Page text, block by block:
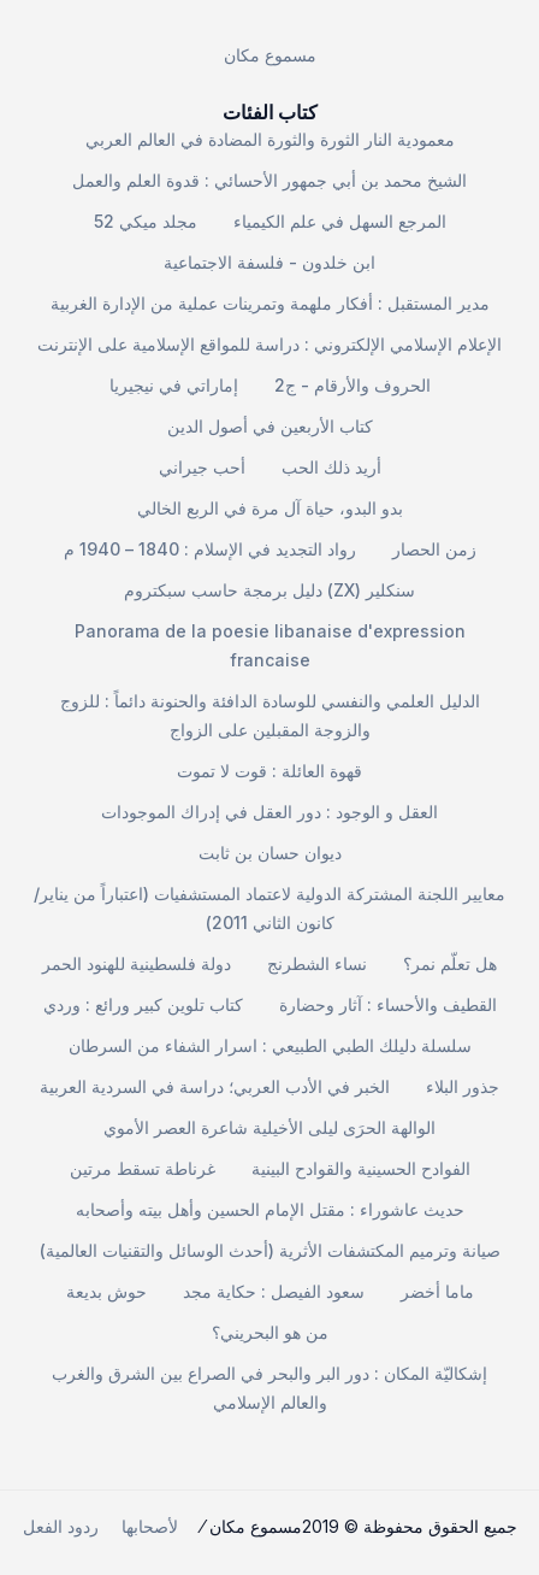
مسموع مكان
كتاب الفئات
معمودية النار الثورة والثورة المضادة في العالم العربي
الشيخ محمد بن أبي جمهور الأحسائي : قدوة العلم والعمل
مجلد ميكي 52
المرجع السهل في علم الكيمياء
ابن خلدون - فلسفة الاجتماعية
مدير المستقبل : أفكار ملهمة وتمرينات عملية من الإدارة الغربية
الإعلام الإسلامي الإلكتروني : دراسة للمواقع الإسلامية على الإنترنت
إماراتي في نيجيريا
الحروف والأرقام - ج2
كتاب الأربعين في أصول الدين
أحب جيراني
أريد ذلك الحب
بدو البدو، حياة آل مرة في الربع الخالي
رواد التجديد في الإسلام : 1840 – 1940 م
زمن الحصار
دليل برمجة حاسب سبكتروم (ZX) سنكلير
Panorama de la poesie libanaise d'expression
francaise
الدليل العلمي والنفسي للوسادة الدافئة والحنونة دائماً : للزوج
والزوجة المقبلين على الزواج
قهوة العائلة : قوت لا تموت
العقل و الوجود : دور العقل في إدراك الموجودات
ديوان حسان بن ثابت
معايير اللجنة المشتركة الدولية لاعتماد المستشفيات (اعتباراً من يناير/
كانون الثاني 2011)
دولة فلسطينية للهنود الحمر
نساء الشطرنج
هل تعلّم نمر؟
كتاب تلوين كبير ورائع : وردي
القطيف والأحساء : آثار وحضارة
سلسلة دليلك الطبي الطبيعي : اسرار الشفاء من السرطان
الخبر في الأدب العربي؛ دراسة في السردية العربية
جذور البلاء
الوالهة الحرَى ليلى الأخيلية شاعرة العصر الأموي
غرناطة تسقط مرتين
الفوادح الحسينية والقوادح البينية
حديث عاشوراء : مقتل الإمام الحسين وأهل بيته وأصحابه
صيانة وترميم المكتشفات الأثرية (أحدث الوسائل والتقنيات العالمية)
حوش بديعة
سعود الفيصل : حكاية مجد
ماما أخضر
من هو البحريني؟
إشكاليّة المكان : دور البر والبحر في الصراع بين الشرق والغرب
والعالم الإسلامي
جميع الحقوق محفوظة © 2019مسموع مكان ⁄ لأصحابها ردود الفعل